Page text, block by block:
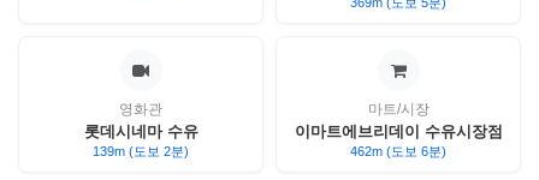
영화관
롯데시네마 수유
139m (도보 2분)
마트/시장
이마트에브리데이 수유시장점
462m (도보 6분)